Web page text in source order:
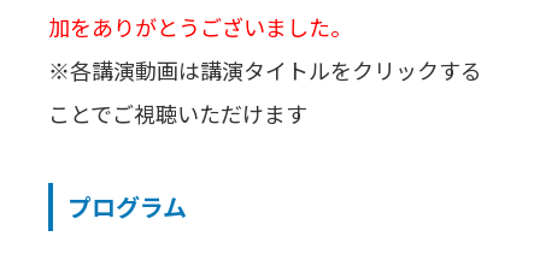
加をありがとうございました。
※各講演動画は講演タイトルをクリックする
ことでご視聴いただけます
プログラム